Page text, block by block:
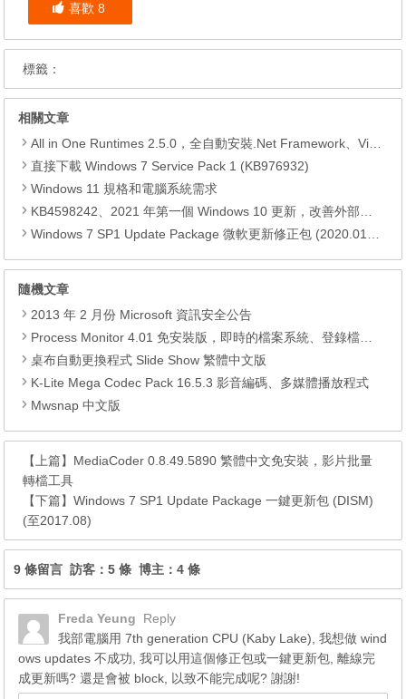
喜歡 8
標籤：
相關文章
All in One Runtimes 2.5.0，全自動安裝.Net Framework、Visual C++、DirectX、Flash Player、JRE
直接下載 Windows 7 Service Pack 1 (KB976932)
Windows 11 規格和電腦系統需求
KB4598242、2021 年第一個 Windows 10 更新，改善外部裝置安全性、解決HTTPS安全漏洞、印表機呼叫(RPC)漏洞
Windows 7 SP1 Update Package 微軟更新修正包 (2020.01月份)
隨機文章
2013 年 2 月份 Microsoft 資訊安全公告
Process Monitor 4.01 免安裝版，即時的檔案系統、登錄檔、處理程序監控
桌布自動更換程式 Slide Show 繁體中文版
K-Lite Mega Codec Pack 16.5.3 影音編碼、多媒體播放程式
Mwsnap 中文版
【上篇】 MediaCoder 0.8.49.5890 繁體中文免安裝，影片批量
轉檔工具
【下篇】Windows 7 SP1 Update Package 一鍵更新包 (DISM)
(至2017.08)
9 條留言 訪客：5 條 博主：4 條
Freda Yeung
Reply
我部電腦用 7th generation CPU (Kaby Lake), 我想做 wind
ows updates 不成功, 我可以用這個修正包或一鍵更新包, 離線完
成更新嗎? 還是會被 block, 以致不能完成呢? 謝謝!